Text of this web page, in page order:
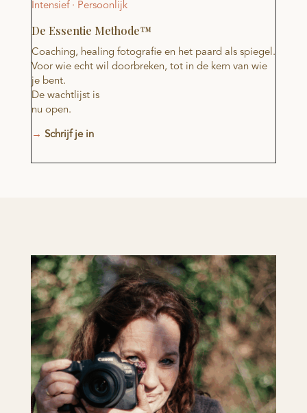
Intensief · Persoonlijk
De Essentie Methode™
Coaching, healing fotografie en het paard als spiegel.
Voor wie echt wil doorbreken, tot in de kern van wie
je bent.
De wachtlijst is
nu open.
→ Schrijf je in